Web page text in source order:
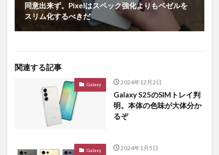
同意出来ず。Pixelはスペック強化よりもベゼルを
スリム化するべきだ
関連する記事
Galaxy 2024年12月2日
Galaxy S25のSIMトレイ判
明。本体の色味が大体分か
るぞ
Galaxy 2024年1月5日